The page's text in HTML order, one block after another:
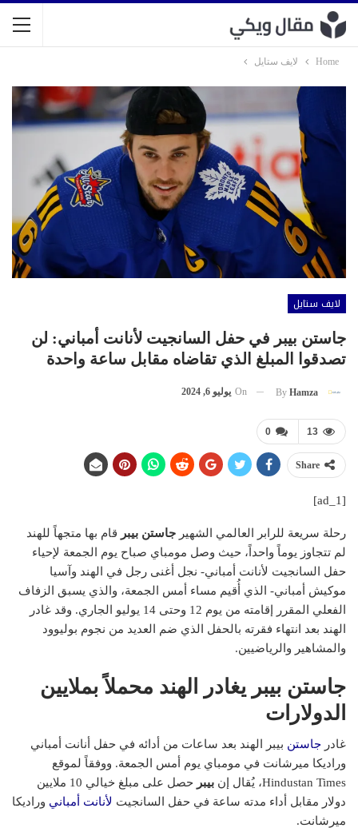
Home لايف ستايل
لايف ستايل
جاستن بيبر في حفل السانجيت لأنانت أمباني: لن
تصدقوا المبلغ الذي تقاضاه مقابل ساعة واحدة
By Hamza
On يوليو 6, 2024
0 13
Share
[ad_1]
رحلة سريعة للرابر العالمي الشهير جاستن بيبر قام بها متجهاً للهند
لم تتجاوز يوماً واحداً، حيث وصل مومباي صباح يوم الجمعة لإحياء
حفل السانجيت لأنانت أمباني- نجل أغنى رجل في الهند وآسيا
موكيش أمباني- الذي أُقيم مساء أمس الجمعة، والذي يسبق الزفاف
الفعلي المقرر إقامته من يوم 12 وحتى 14 يوليو الجاري. وقد غادر
الهند بعد انتهاء فقرته بالحفل الذي ضم العديد من نجوم بوليوود
والمشاهير والرياضيين.
جاستن بيبر يغادر الهند محملاً بملايين
الدولارات
غادر جاستن بيبر
الهند بعد ساعات من أدائه في حفل أنانت أمباني
وراديكا ميرشانت في مومباي يوم أمس الجمعة. ووفقاً لموقع
Hindustan Times، يُقال إن
بيبر
حصل على مبلغ خيالي 10 ملايين
دولار مقابل أداء مدته ساعة في حفل السانجيت لأنانت أمباني وراديكا
ميرشانت.